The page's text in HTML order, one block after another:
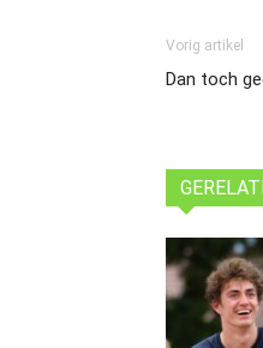
Vorig artikel
Dan toch